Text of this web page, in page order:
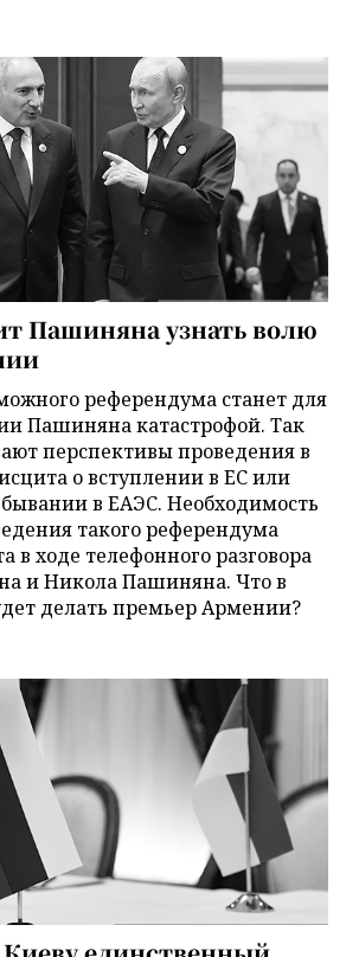
Пашиняна узнать волю
референдума станет для
Пашиняна катастрофой. Так
перспективы проведения в
о вступлении в ЕС или
в ЕАЭС. Необходимость
такого референдума
в ходе телефонного разговора
и Никола Пашиняна. Что в
делать премьер Армении?